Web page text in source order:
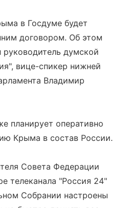
в Госдуме будет
договором. Об этом
думской
вице-спикер нижней
Владимир
планирует оперативно
Крыма в состав России.
Совета Федерации
телеканала "Россия 24"
Собрании настроены